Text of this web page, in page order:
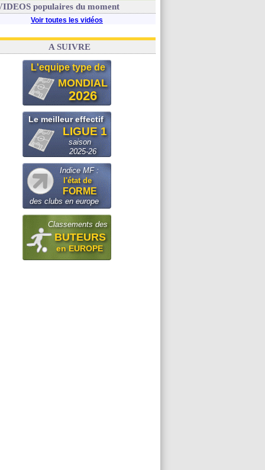
: le démenti de Leipzig pour Diomandé
populaires du moment
Voir toutes les vidéos
A SUIVRE
L'equipe type de
MONDIAL
2026
Le meilleur effectif
LIGUE 1
saison
2025-26
Indice MF :
l'état de
FORME
des clubs en europe
Classements des
BUTEURS
en EUROPE